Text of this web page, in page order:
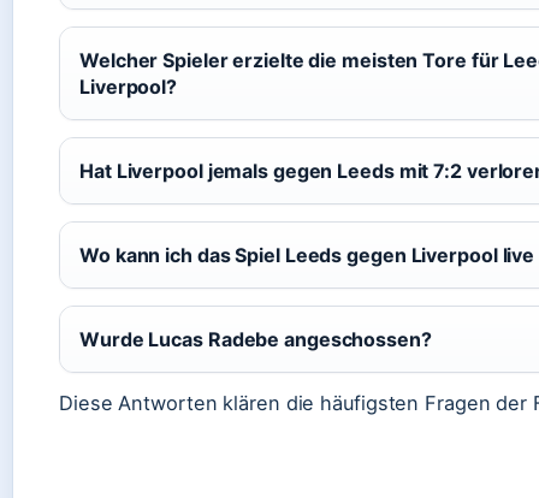
Welcher Spieler erzielte die meisten Tore für
Liverpool?
Hat Liverpool jemals gegen Leeds mit 7:2
Wo kann ich das Spiel Leeds gegen Liverpool
Wurde Lucas Radebe angeschossen?
Diese Antworten klären die häufigsten Fragen der